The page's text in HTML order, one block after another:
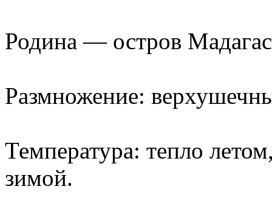
Родина — остров
Размножение:
Температура: тепло
зимой.